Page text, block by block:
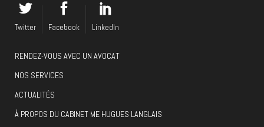
Twitter Facebook LinkedIn
RENDEZ-VOUS AVEC UN AVOCAT
NOS SERVICES
ACTUALITÉS
À PROPOS DU CABINET ME HUGUES LANGLAIS